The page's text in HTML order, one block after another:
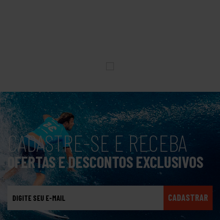
CADASTRE-SE E RECEBA
OFERTAS E DESCONTOS EXCLUSIVOS
CADASTRAR